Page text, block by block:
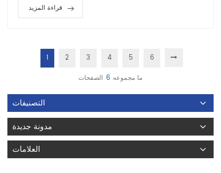
بالعدسات ...
قراءة المزيد
1 2 3 4 5
6
ما مجموعه 6 الصفحات
التصنيفات
مدونة جديدة
العلامات